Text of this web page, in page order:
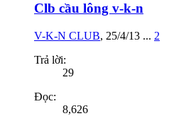
Clb cầu lông v-k-n
V-K-N CLUB, 25/4/13 ... 2
Trả lời:
29
Đọc:
8,626